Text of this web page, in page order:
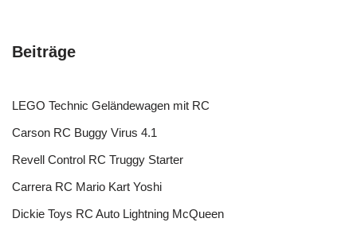
Beiträge
LEGO Technic Geländewagen mit RC
Carson RC Buggy Virus 4.1
Revell Control RC Truggy Starter
Carrera RC Mario Kart Yoshi
Dickie Toys RC Auto Lightning McQueen